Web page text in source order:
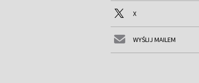
X
WYŚLIJ MAILEM